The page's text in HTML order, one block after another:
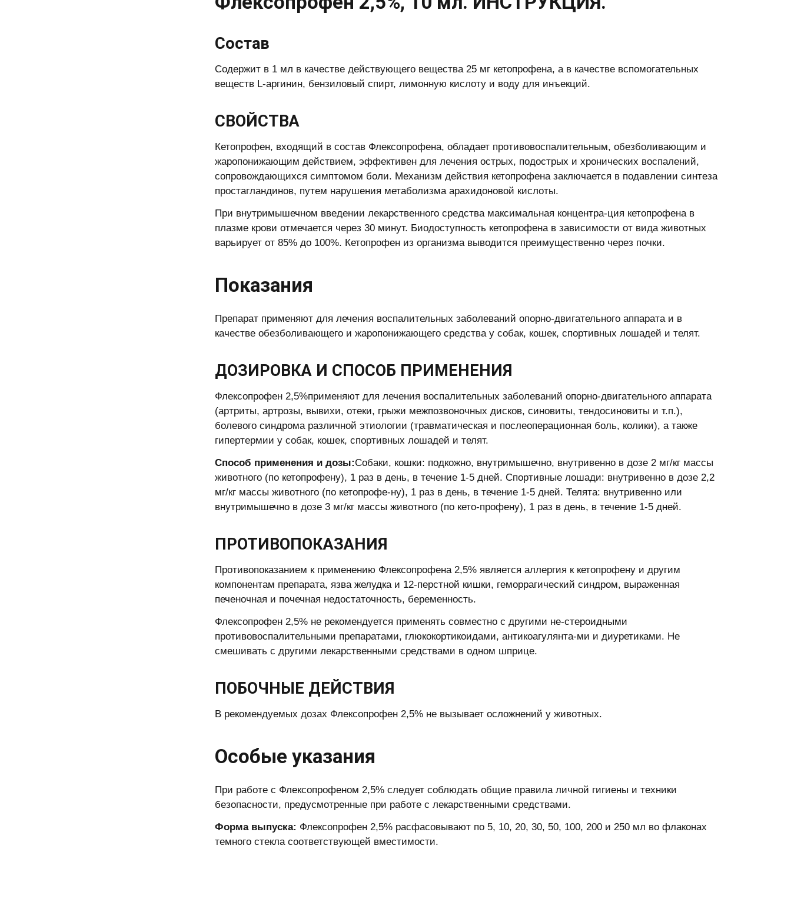
Состав
Содержит в 1 мл в качестве действующего вещества 25 мг кетопрофена, а в качестве вспомогательных
веществ L-аргинин, бензиловый спирт, лимонную кислоту и воду для инъекций.
СВОЙСТВА
Кетопрофен, входящий в состав Флексопрофена, обладает противовоспалительным, обезболивающим и
жаропонижающим действием, эффективен для лечения острых, подострых и хронических воспалений,
сопровождающихся симптомом боли. Механизм действия кетопрофена заключается в подавлении синтеза
простагландинов, путем нарушения метаболизма арахидоновой кислоты.
При внутримышечном введении лекарственного средства максимальная концентра-ция кетопрофена в
плазме крови отмечается через 30 минут. Биодоступность кетопрофена в зависимости от вида животных
варьирует от 85% до 100%. Кетопрофен из организма выводится преимущественно через почки.
Показания
Препарат применяют для лечения воспалительных заболеваний опорно-двигательного аппарата и в
качестве обезболивающего и жаропонижающего средства у собак, кошек, спортивных лошадей и телят.
ДОЗИРОВКА И СПОСОБ ПРИМЕНЕНИЯ
Флексопрофен 2,5%применяют для лечения воспалительных заболеваний опорно-двигательного аппарата
(артриты, артрозы, вывихи, отеки, грыжи межпозвоночных дисков, синовиты, тендосиновиты и т.п.),
болевого синдрома различной этиологии (травматическая и послеоперационная боль, колики), а также
гипертермии у собак, кошек, спортивных лошадей и телят.
Способ применения и дозы:Собаки, кошки: подкожно, внутримышечно, внутривенно в дозе 2 мг/кг массы
животного (по кетопрофену), 1 раз в день, в течение 1-5 дней. Спортивные лошади: внутривенно в дозе 2,2
мг/кг массы животного (по кетопрофе-ну), 1 раз в день, в течение 1-5 дней. Телята: внутривенно или
внутримышечно в дозе 3 мг/кг массы животного (по кето-профену), 1 раз в день, в течение 1-5 дней.
ПРОТИВОПОКАЗАНИЯ
Противопоказанием к применению Флексопрофена 2,5% является аллергия к кетопрофену и другим
компонентам препарата, язва желудка и 12-перстной кишки, геморрагический синдром, выраженная
печеночная и почечная недостаточность, беременность.
Флексопрофен 2,5% не рекомендуется применять совместно с другими не-стероидными
противовоспалительными препаратами, глюкокортикоидами, антикоагулянта-ми и диуретиками. Не
смешивать с другими лекарственными средствами в одном шприце.
ПОБОЧНЫЕ ДЕЙСТВИЯ
В рекомендуемых дозах Флексопрофен 2,5% не вызывает осложнений у животных.
Особые указания
При работе с Флексопрофеном 2,5% следует соблюдать общие правила личной гигиены и техники
безопасности, предусмотренные при работе с лекарственными средствами.
Форма выпуска: Флексопрофен 2,5% расфасовывают по 5, 10, 20, 30, 50, 100, 200 и 250 мл во флаконах
темного стекла соответствующей вместимости.